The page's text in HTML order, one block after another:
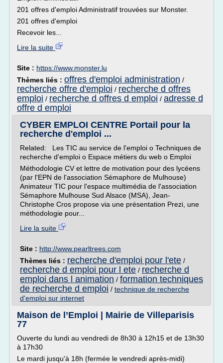
201 offres d'emploi Administratif trouvées sur Monster.
201 offres d'emploi
Recevoir les...
Lire la suite
Site : https://www.monster.lu
Thèmes liés : offres d'emploi administration /
recherche offre d'emploi / recherche d offres
emploi / recherche d offres d emploi / adresse d
offre d emploi
CYBER EMPLOI CENTRE Portail pour la
recherche d'emploi ...
Related: Les TIC au service de l'emploi o Techniques de
recherche d'emploi o Espace métiers du web o Emploi
Méthodologie CV et lettre de motivation pour des lycéens
(par l'EPN de l'association Sémaphore de Mulhouse)
Animateur TIC pour l'espace multimédia de l'association
Sémaphore Mulhouse Sud Alsace (MSA), Jean-
Christophe Cros propose via une présentation Prezi, une
méthodologie pour...
Lire la suite
Site : http://www.pearltrees.com
Thèmes liés : recherche d'emploi pour l'ete /
recherche d emploi pour l ete / recherche d
emploi dans l animation / formation techniques
de recherche d emploi / technique de recherche
d'emploi sur internet
Maison de l’Emploi | Mairie de Villeparisis
77
Ouverte du lundi au vendredi de 8h30 à 12h15 et de 13h30
à 17h30
Le mardi jusqu'à 18h (fermée le vendredi après-midi)